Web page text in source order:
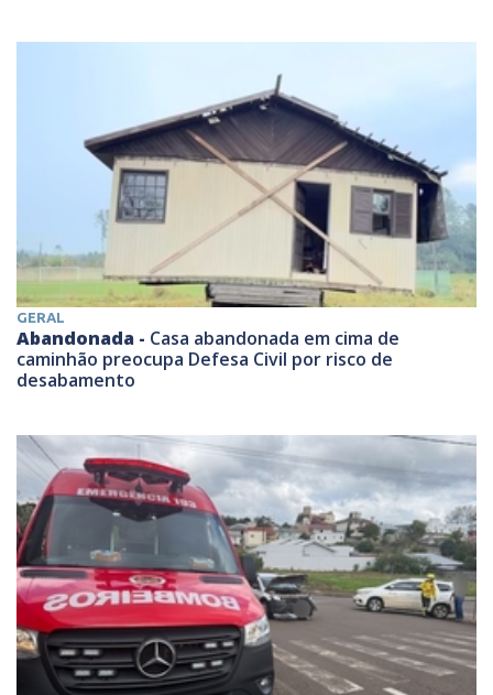
GERAL
Abandonada - Casa abandonada em cima de
caminhão preocupa Defesa Civil por risco de
desabamento